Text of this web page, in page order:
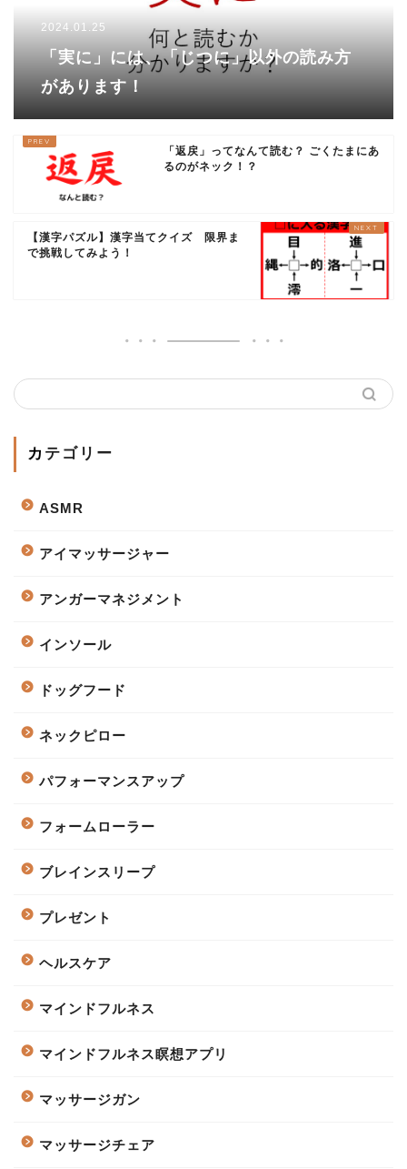
2024.01.25
「実に」には、「じつに」以外の読み方
があります！
「返戻」ってなんて読む？ ごくたまにあ
るのがネック！？
【漢字パズル】漢字当てクイズ 限界ま
で挑戦してみよう！
カテゴリー
ASMR
アイマッサージャー
アンガーマネジメント
インソール
ドッグフード
ネックピロー
パフォーマンスアップ
フォームローラー
ブレインスリープ
プレゼント
ヘルスケア
マインドフルネス
マインドフルネス瞑想アプリ
マッサージガン
マッサージチェア